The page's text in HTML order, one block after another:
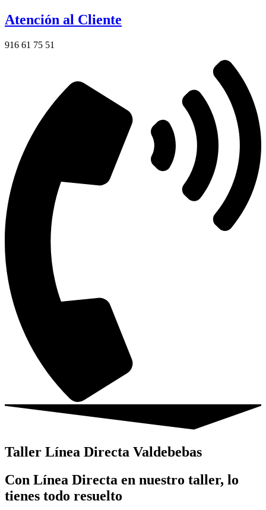
Atención al Cliente
916 61 75 51
Taller Línea Directa Valdebebas
Con Línea Directa en nuestro taller, lo
tienes todo resuelto